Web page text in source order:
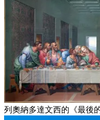
列奧納多達文西的《最後